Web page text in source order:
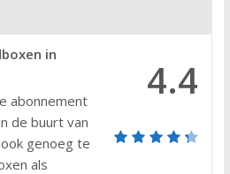
4.4
in
abonnement
de buurt van
genoeg te
als